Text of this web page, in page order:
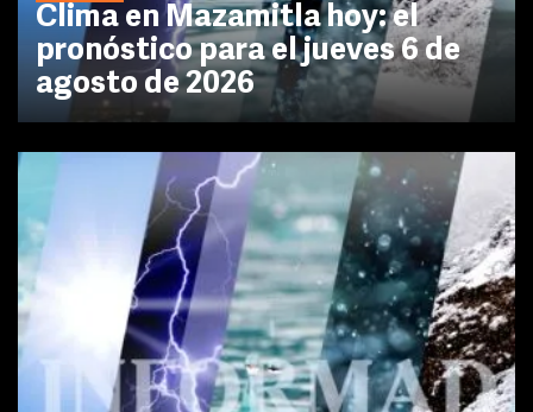
Clima en Mazamitla hoy: el
pronóstico para el jueves 6 de
agosto de 2026